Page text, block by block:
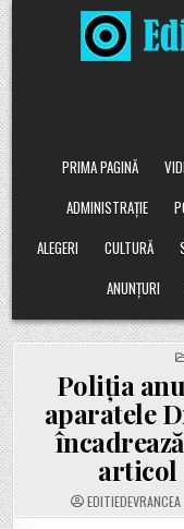
Skip
to
content
PRIMA PAGINĂ
ADMINISTRAȚIE
ALEGERI
CULTURĂ
ANUNȚURI
Poliția
aparatele
articol
EDITIEDEVRANCEA